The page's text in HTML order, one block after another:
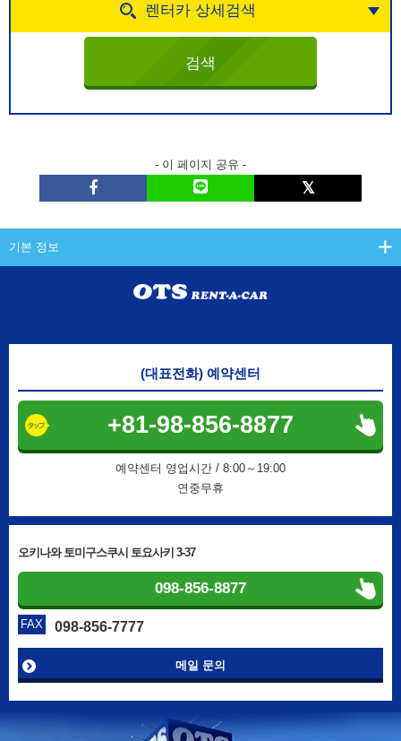
렌터카 상세검색
- 이 페이지 공유 -
기본 정보
(대표전화) 예약센터
+81-98-856-8877
예약센터 영업시간 / 8:00～19:00
연중무휴
오키나와 토미구스쿠시 토요사키 3-37
098-856-8877
FAX 098-856-7777
메일 문의